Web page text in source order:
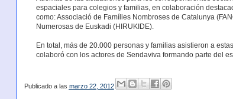
espaciales para colegios y familias, en colaboración
como: Associació de Famílies Nombroses de Catalunya
Numerosas de Euskadi (HIRUKIDE).
En total, más de 20.000 personas y familias asistieron a
colaboró con los actores de Sendaviva formando parte del
Publicado a las marzo 22, 2012